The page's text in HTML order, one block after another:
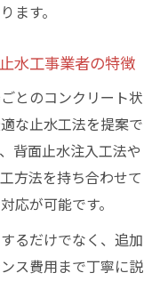
ます。
水工事業者の特徴
とのコンクリート状
な止水工法を提案で
背面止水注入工法や
方法を持ち合わせて
応が可能です。
るだけでなく、追加
ス費用まで丁寧に説